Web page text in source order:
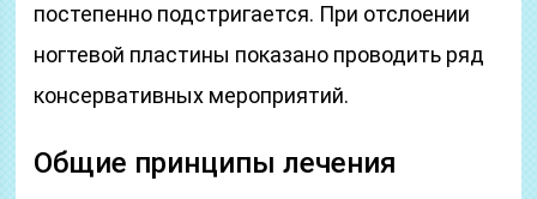
постепенно подстригается. При отслоении
ногтевой пластины показано проводить ряд
консервативных мероприятий.
Общие принципы лечения